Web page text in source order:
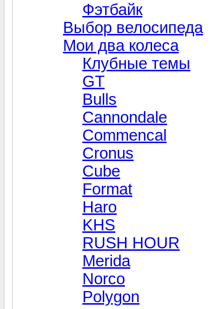
Фэтбайк
Выбор велосипеда
Мои два колеса
Клубные темы
GT
Bulls
Cannondale
Commencal
Cronus
Cube
Format
Haro
KHS
RUSH HOUR
Merida
Norco
Polygon